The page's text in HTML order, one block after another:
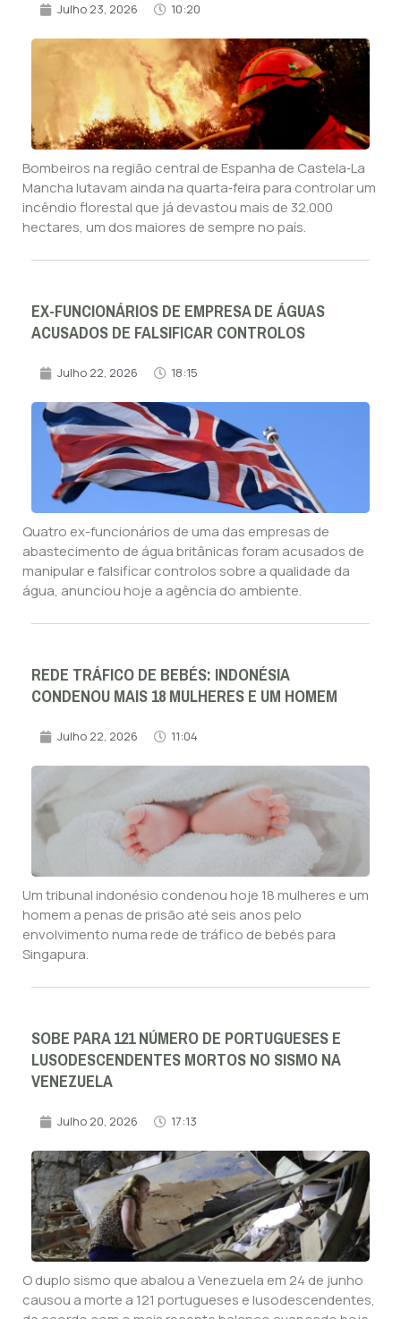
Julho 23, 2026 10:20
Bombeiros na região central de Espanha de Castela‑La
Mancha lutavam ainda na quarta‑feira para controlar um
incêndio florestal que já devastou mais de 32.000
hectares, um dos maiores de sempre no país.
EX-FUNCIONÁRIOS DE EMPRESA DE ÁGUAS
ACUSADOS DE FALSIFICAR CONTROLOS
Julho 22, 2026 18:15
Quatro ex-funcionários de uma das empresas de
abastecimento de água britânicas foram acusados de
manipular e falsificar controlos sobre a qualidade da
água, anunciou hoje a agência do ambiente.
REDE TRÁFICO DE BEBÉS: INDONÉSIA
CONDENOU MAIS 18 MULHERES E UM HOMEM
Julho 22, 2026 11:04
Um tribunal indonésio condenou hoje 18 mulheres e um
homem a penas de prisão até seis anos pelo
envolvimento numa rede de tráfico de bebés para
Singapura.
SOBE PARA 121 NÚMERO DE PORTUGUESES E
LUSODESCENDENTES MORTOS NO SISMO NA
VENEZUELA
Julho 20, 2026 17:13
O duplo sismo que abalou a Venezuela em 24 de junho
causou a morte a 121 portugueses e lusodescendentes,